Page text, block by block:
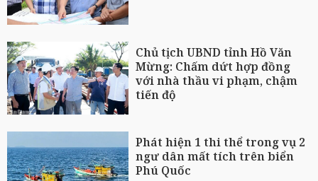
Chủ tịch UBND tỉnh Hồ Văn
Mừng: Chấm dứt hợp đồng
với nhà thầu vi phạm, chậm
tiến độ
Phát hiện 1 thi thể trong vụ 2
ngư dân mất tích trên biển
Phú Quốc